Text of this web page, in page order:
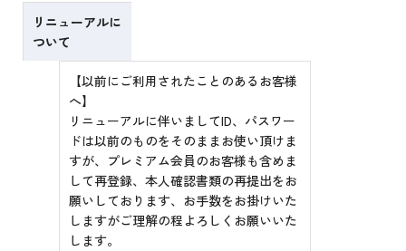
リニューアルに
ついて
【以前にご利用されたことのあるお客様
へ】
リニューアルに伴いましてID、パスワー
ドは以前のものをそのままお使い頂けま
すが、プレミアム会員のお客様も含めま
して再登録、本人確認書類の再提出をお
願いしております、お手数をお掛けいた
しますがご理解の程よろしくお願いいた
します。